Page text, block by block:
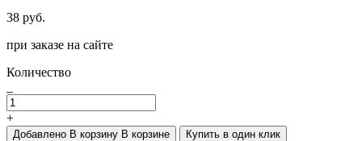
38 руб.
при заказе на сайте
Количество
+
Добавлено В корзину В корзине Купить в один клик